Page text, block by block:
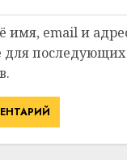
имя, email и
для